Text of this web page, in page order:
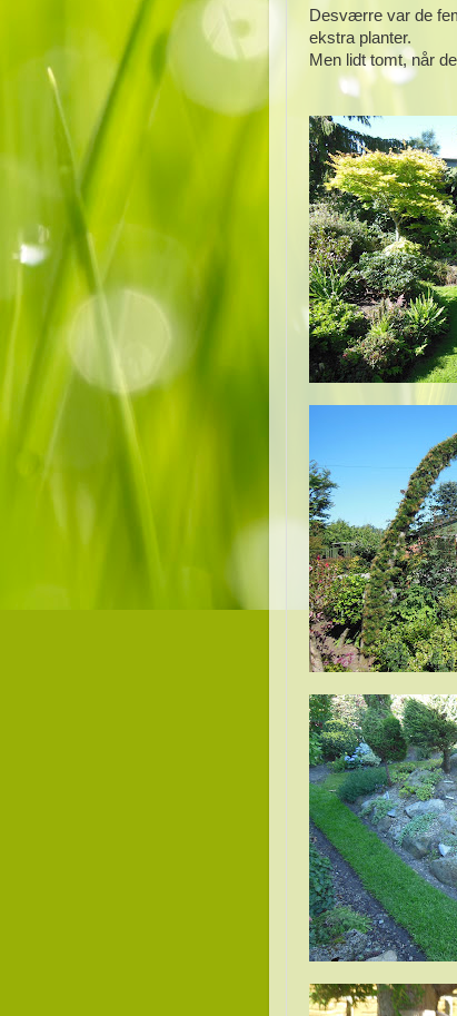
Desværre var de
ekstra planter.
Men lidt tomt, når